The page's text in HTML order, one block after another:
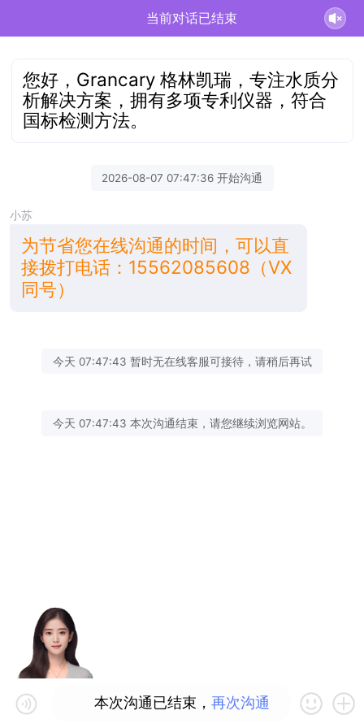
当前对话已结束
您好，Grancary 格林凯瑞，专注水质分
析解决方案，拥有多项专利仪器，符合
国标检测方法。
2026-08-07 07:47:36 开始沟通
小苏
为节省您在线沟通的时间，可以直
接拨打电话：15562085608（VX
同号）
今天 07:47:43 暂时无在线客服可接待，请稍后再试
今天 07:47:43 本次沟通结束，请您继续浏览网站。
本次沟通已结束， 再次沟通